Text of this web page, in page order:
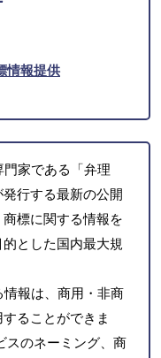
情報提供
家である「弁理
行する最新の公開
標に関する情報を
とした国内最大規
報は、商用・非商
ることができま
スのネーミング、商